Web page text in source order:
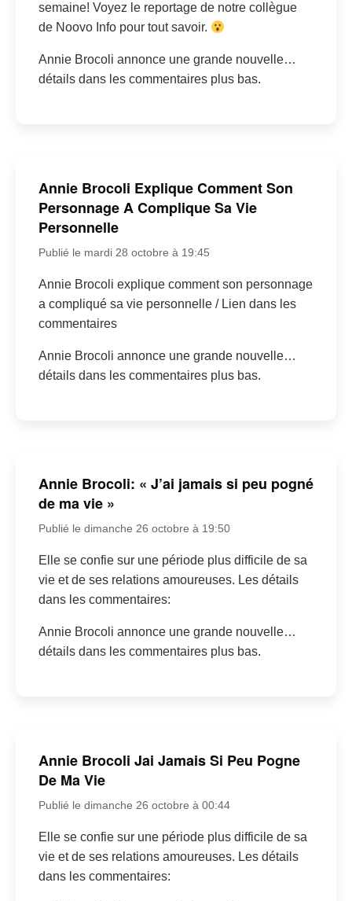
semaine! Voyez le reportage de notre collègue
de Noovo Info pour tout savoir.
Annie Brocoli annonce une grande nouvelle…
détails dans les commentaires plus bas.
Annie Brocoli Explique Comment Son
Personnage A Complique Sa Vie
Personnelle
Publié le mardi 28 octobre à 19:45
Annie Brocoli explique comment son personnage
a compliqué sa vie personnelle / Lien dans les
commentaires
Annie Brocoli annonce une grande nouvelle…
détails dans les commentaires plus bas.
Annie Brocoli: « J’ai jamais si peu pogné
de ma vie »
Publié le dimanche 26 octobre à 19:50
Elle se confie sur une période plus difficile de sa
vie et de ses relations amoureuses. Les détails
dans les commentaires:
Annie Brocoli annonce une grande nouvelle…
détails dans les commentaires plus bas.
Annie Brocoli Jai Jamais Si Peu Pogne
De Ma Vie
Publié le dimanche 26 octobre à 00:44
Elle se confie sur une période plus difficile de sa
vie et de ses relations amoureuses. Les détails
dans les commentaires: